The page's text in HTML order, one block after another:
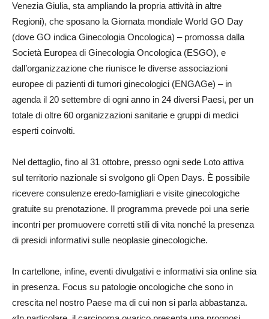
Venezia Giulia, sta ampliando la propria attività in altre
Regioni), che sposano la Giornata mondiale World GO Day
(dove GO indica Ginecologia Oncologica) – promossa dalla
Società Europea di Ginecologia Oncologica (ESGO), e
dall’organizzazione che riunisce le diverse associazioni
europee di pazienti di tumori ginecologici (ENGAGe) – in
agenda il 20 settembre di ogni anno in 24 diversi Paesi, per un
totale di oltre 60 organizzazioni sanitarie e gruppi di medici
esperti coinvolti.
Nel dettaglio, fino al 31 ottobre, presso ogni sede Loto attiva
sul territorio nazionale si svolgono gli Open Days. È possibile
ricevere consulenze eredo-famigliari e visite ginecologiche
gratuite su prenotazione. Il programma prevede poi una serie
incontri per promuovere corretti stili di vita nonché la presenza
di presidi informativi sulle neoplasie ginecologiche.
In cartellone, infine, eventi divulgativi e informativi sia online sia
in presenza. Focus su patologie oncologiche che sono in
crescita nel nostro Paese ma di cui non si parla abbastanza.